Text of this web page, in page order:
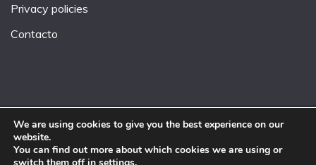
Privacy policies
Contacto
Proudly powered by WordPress
Theme: Fairy by
We are using cookies to give you the best experience on our
website.
You can find out more about which cookies we are using or